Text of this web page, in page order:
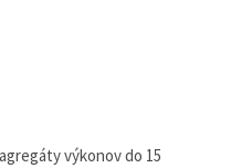
výkonov do 15